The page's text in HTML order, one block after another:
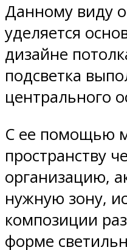
Данному виду
уделяется
дизайне
подсветка
центрального
С ее помощью
пространству
организацию,
нужную зону,
композиции
форме